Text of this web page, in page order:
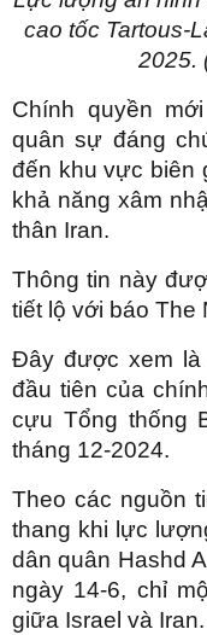
cao tốc Tartous-
2025.
Chính quyền
quân sự đáng
đến khu vực biên
khả năng xâm
thân Iran.
Thông tin này
tiết lộ với báo The
Đây được xem là
đầu tiên của
cựu Tổng thống
tháng 12-2024.
Theo các nguồn
thang khi lực
dân quân Hashd
ngày 14-6, chỉ
giữa Israel và Iran.